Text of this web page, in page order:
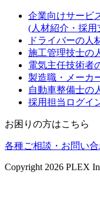
企業向けサービ
(人材紹介・採
ドライバーの人
施工管理技士の
電気主任技術者
製造職・メーカ
自動車整備士の
採用担当ログイ
お困りの方はこちら
各種ご相談・お問い
Copyright 2026 PLEX